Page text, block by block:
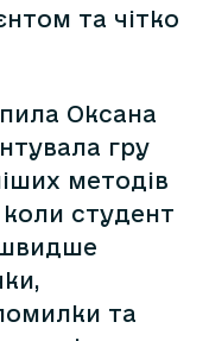
та чітко
Оксана
гру
методів
студент
швидше
та